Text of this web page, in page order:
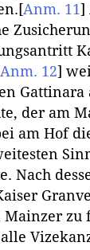
[Anm. 11]
Anm. 12]
Gattinara
der am
am Hof
Nach
zu